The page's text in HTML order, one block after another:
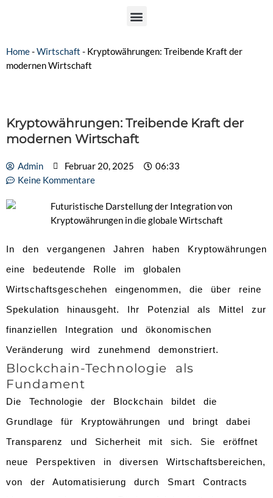
Home-Wirtschaft - Kryptowährungen: Treibende Kraft der
modernen Wirtschaft
Kryptowährungen: Treibende Kraft der
modernen Wirtschaft
Admin Februar 20, 2025
06:33
Keine Kommentare
In den vergangenen Jahren haben Kryptowährungen
eine bedeutende Rolle im globalen
Wirtschaftsgeschehen eingenommen, die über reine
Spekulation hinausgeht. Ihr Potenzial als Mittel zur
finanziellen Integration und ökonomischen
Veränderung wird zunehmend demonstriert.
Blockchain-Technologie als
Fundament
Die Technologie der Blockchain bildet die
Grundlage für Kryptowährungen und bringt dabei
Transparenz und Sicherheit mit sich. Sie eröffnet
neue Perspektiven in diversen Wirtschaftsbereichen,
von der Automatisierung durch Smart Contracts